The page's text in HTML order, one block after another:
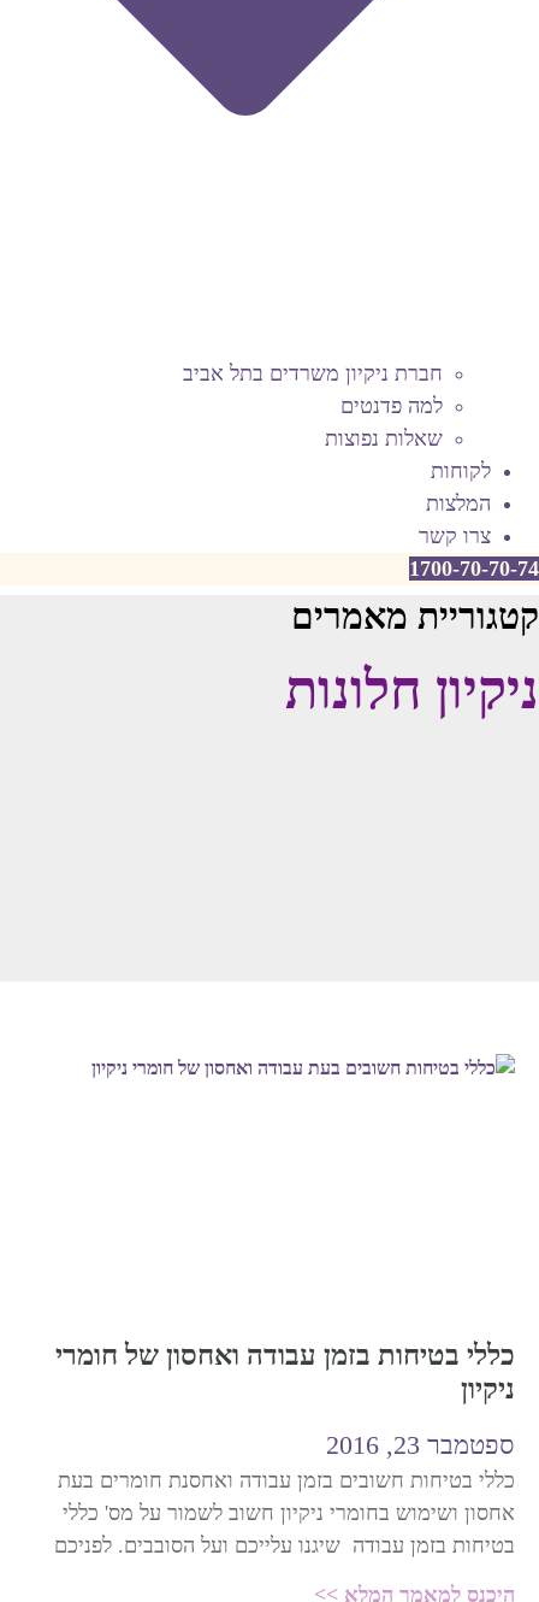
חברת ניקיון משרדים בתל אביב
למה פדנטים
שאלות נפוצות
לקוחות
המלצות
צרו קשר
1700-70-70-74
קטגוריית מאמרים
ניקיון חלונות
כללי בטיחות בזמן עבודה ואחסון של חומרי
ניקיון
ספטמבר 23, 2016
כללי בטיחות חשובים בזמן עבודה ואחסנת חומרים בעת
אחסון ושימוש בחומרי ניקיון חשוב לשמור על מס' כללי
בטיחות בזמן עבודה שיגנו עלייכם ועל הסובבים. לפניכם
היכנס למאמר המלא >>